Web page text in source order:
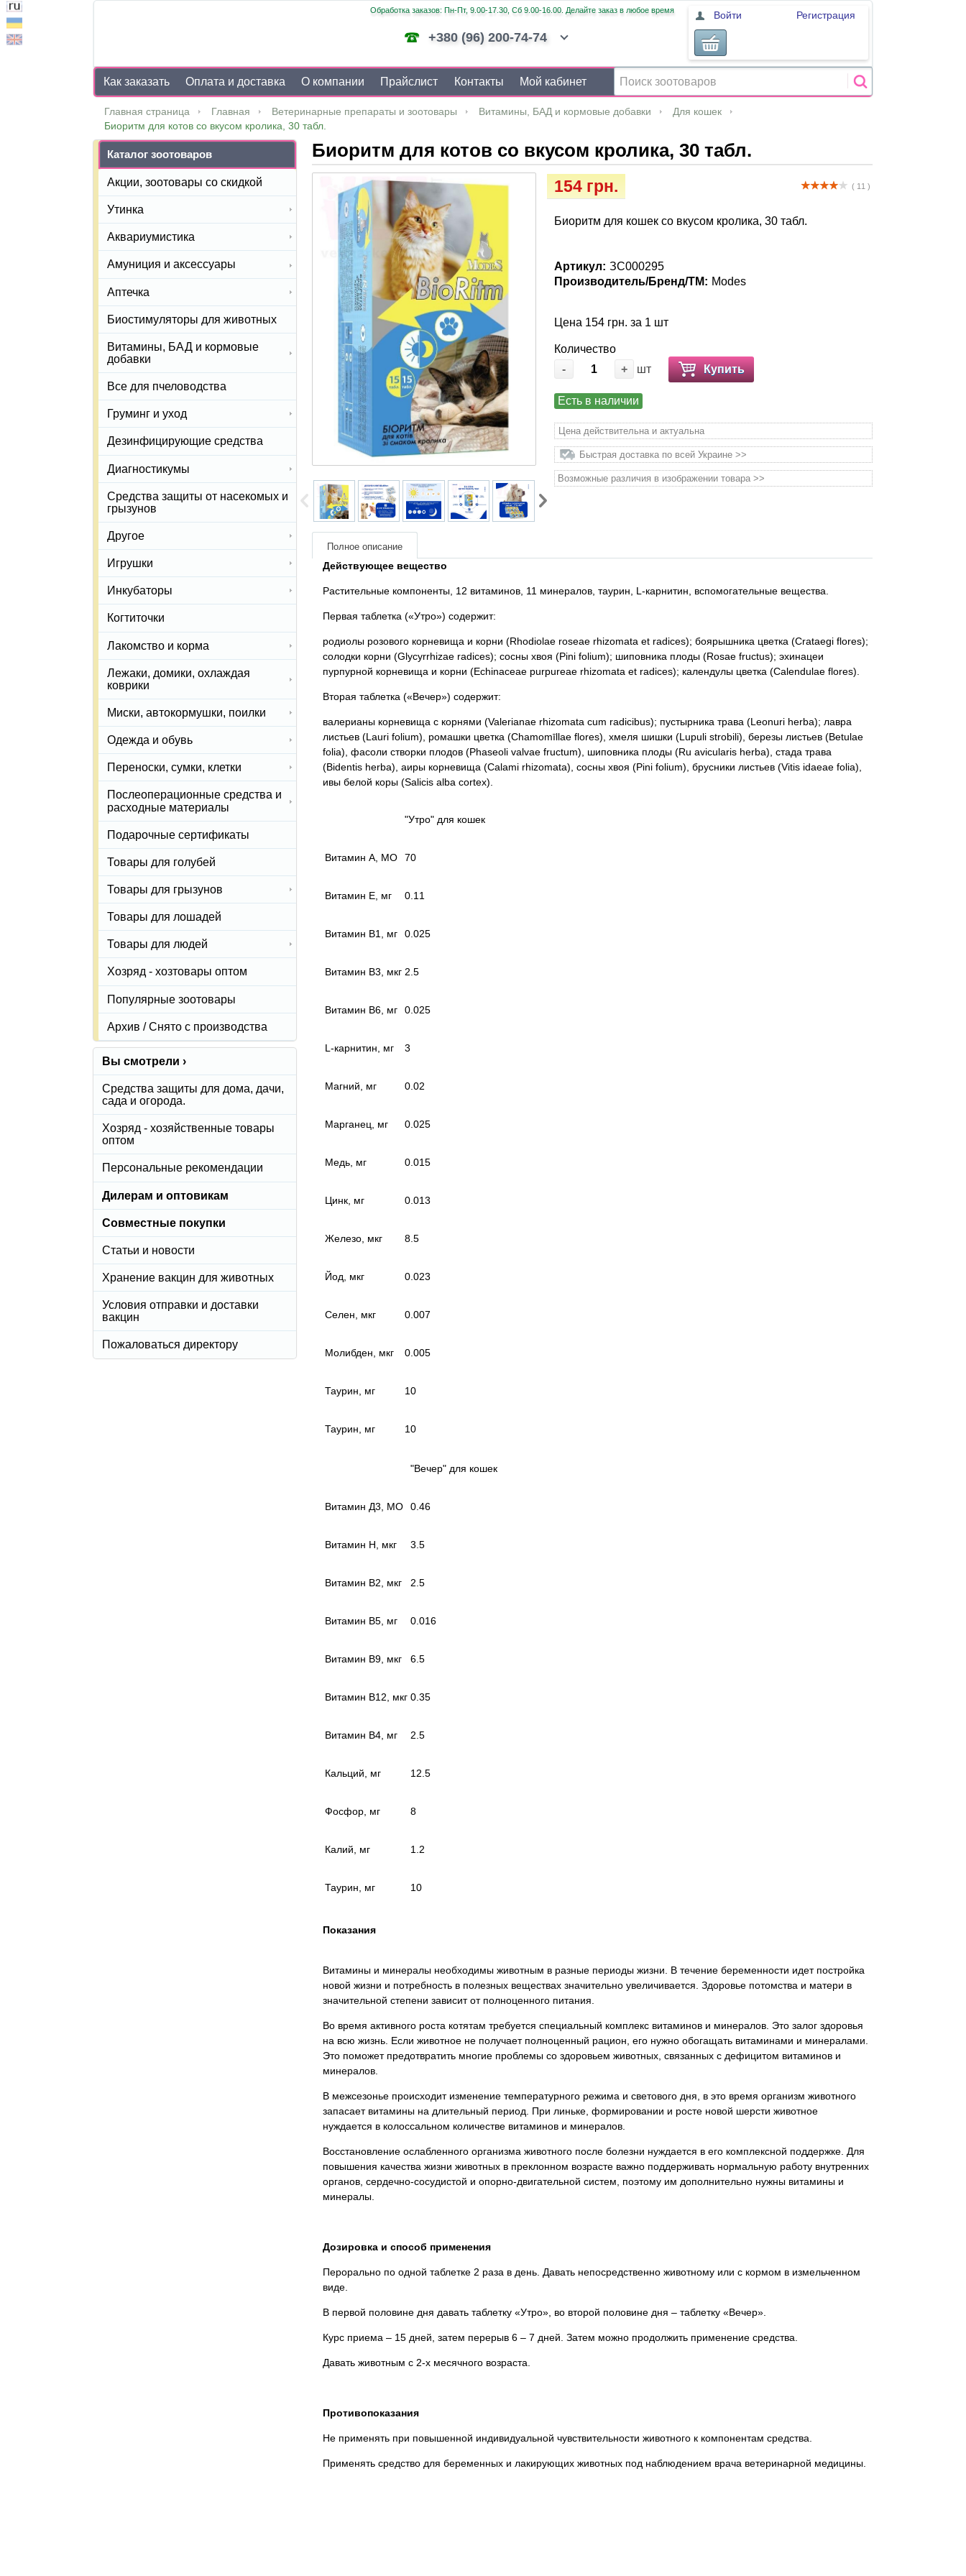
Обработка заказов: Пн-Пт, 9.00-17.30, Сб 9.00-16.00. Делайте заказ в любое время
+380 (96) 200-74-74
Войти Регистрация
Как заказать Оплата и доставка О компании Прайслист Контакты Мой кабинет
Главная страница Главная Ветеринарные препараты и зоотовары Витамины, БАД и кормовые добавки
Для кошек
Биоритм для котов cо вкусом кролика, 30 табл.
Биоритм для котов cо вкусом кролика, 30 табл.
( 11 )
154 грн.
Биоритм для кошек со вкусом кролика, 30 табл.
Артикул: ЗС000295
Производитель/Бренд/ТМ: Modes
Цена 154 грн. за 1 шт
Количество
-
+ шт Купить
Есть в наличии
Цена действительна и актуальна
Быстрая доставка по всей Украине >>
Возможные различия в изображении товара >>
Полное описание
Действующее вещество
Растительные компоненты, 12 витаминов, 11 минералов, таурин, L-карнитин, вспомогательные вещества.
Первая таблетка («Утро») содержит:
родиолы розового корневища и корни (Rhodiolae roseae rhizomata et radices); боярышника цветка (Crataegi flores);
солодки корни (Glycyrrhizae radices); сосны хвоя (Pini folium); шиповника плоды (Rosae fructus); эхинацеи
пурпурной корневища и корни (Echinaceae purpureae rhizomata et radices); календулы цветка (Calendulae flores).
Вторая таблетка («Вечер») содержит:
валерианы корневища с корнями (Valerianae rhizomata cum radicibus); пустырника трава (Leonuri herba); лавра
листьев (Lauri folium), ромашки цветка (Сhamomīllaе flores), хмеля шишки (Lupuli strobili), березы листьев (Betulae
folia), фасоли створки плодов (Phaseoli valvae fructum), шиповника плоды (Ru avicularis herba), стада трава
(Bidentis herba), аиры корневища (Calami rhizomata), сосны хвоя (Pini folium), брусники листьев (Vitis idaeae folia),
ивы белой коры (Salicis alba cortex).
"Утро" для кошек
Витамин А, МО 70
Витамин Е, мг 0.11
Витамин В1, мг 0.025
Витамин В3, мкг 2.5
Витамин В6, мг 0.025
L-карнитин, мг 3
Магний, мг 0.02
Марганец, мг 0.025
Медь, мг 0.015
Цинк, мг 0.013
Железо, мкг 8.5
Йод, мкг 0.023
Селен, мкг 0.007
Молибден, мкг 0.005
Таурин, мг 10
Таурин, мг 10
"Вечер" для кошек
Витамин Д3, МО 0.46
Витамин Н, мкг 3.5
Витамин В2, мкг 2.5
Витамин В5, мг 0.016
Витамин В9, мкг 6.5
Витамин В12, мкг 0.35
Витамин В4, мг 2.5
Кальций, мг 12.5
Фосфор, мг 8
Калий, мг 1.2
Таурин, мг 10
Показания
Витамины и минералы необходимы животным в разные периоды жизни. В течение беременности идет постройка
новой жизни и потребность в полезных веществах значительно увеличивается. Здоровье потомства и матери в
значительной степени зависит от полноценного питания.
Во время активного роста котятам требуется специальный комплекс витаминов и минералов. Это залог здоровья
на всю жизнь. Если животное не получает полноценный рацион, его нужно обогащать витаминами и минералами.
Это поможет предотвратить многие проблемы со здоровьем животных, связанных с дефицитом витаминов и
минералов.
В межсезонье происходит изменение температурного режима и светового дня, в это время организм животного
запасает витамины на длительный период. При линьке, формировании и росте новой шерсти животное
нуждается в колоссальном количестве витаминов и минералов.
Восстановление ослабленного организма животного после болезни нуждается в его комплексной поддержке. Для
повышения качества жизни животных в преклонном возрасте важно поддерживать нормальную работу внутренних
органов, сердечно-сосудистой и опорно-двигательной систем, поэтому им дополнительно нужны витамины и
минералы.
Дозировка и способ применения
Перорально по одной таблетке 2 раза в день. Давать непосредственно животному или с кормом в измельченном
виде.
В первой половине дня давать таблетку «Утро», во второй половине дня – таблетку «Вечер».
Курс приема – 15 дней, затем перерыв 6 – 7 дней. Затем можно продолжить применение средства.
Давать животным с 2-х месячного возраста.
Противопоказания
Не применять при повышенной индивидуальной чувствительности животного к компонентам средства.
Применять средство для беременных и лакирующих животных под наблюдением врача ветеринарной медицины.
Каталог зоотоваров
Акции, зоотовары со скидкой
Утинка
Аквариумистика
Амуниция и аксессуары
Аптечка
Биостимуляторы для животных
Витамины, БАД и кормовые
добавки
Все для пчеловодства
Груминг и уход
Дезинфицирующие средства
Диагностикумы
Средства защиты от насекомых и
грызунов
Другое
Игрушки
Инкубаторы
Когтиточки
Лакомство и корма
Лежаки, домики, охлаждая
коврики
Миски, автокормушки, поилки
Одежда и обувь
Переноски, сумки, клетки
Послеоперационные средства и
расходные материалы
Подарочные сертификаты
Товары для голубей
Товары для грызунов
Товары для лошадей
Товары для людей
Хозряд - хозтовары оптом
Популярные зоотовары
Архив / Снято с производства
Вы смотрели ›
Средства защиты для дома, дачи,
сада и огорода.
Хозряд - хозяйственные товары
оптом
Персональные рекомендации
Дилерам и оптовикам
Совместные покупки
Статьи и новости
Хранение вакцин для животных
Условия отправки и доставки
вакцин
Пожаловаться директору